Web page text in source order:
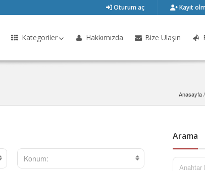
Oturum aç Kayıt
Kategoriler Hakkımızda Bize Ulaşın
Anasayfa
Konum:
Arama